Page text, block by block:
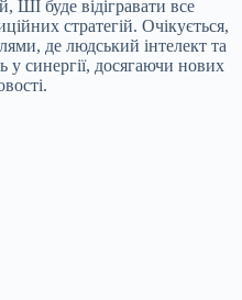
ШІ буде відігравати все
стратегій. Очікується,
де людський інтелект та
синергії, досягаючи нових